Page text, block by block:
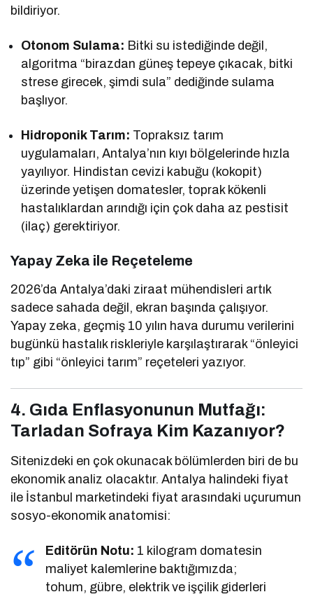
bildiriyor.
Otonom Sulama: Bitki su istediğinde değil,
algoritma “birazdan güneş tepeye çıkacak, bitki
strese girecek, şimdi sula” dediğinde sulama
başlıyor.
Hidroponik Tarım: Topraksız tarım
uygulamaları, Antalya’nın kıyı bölgelerinde hızla
yayılıyor. Hindistan cevizi kabuğu (kokopit)
üzerinde yetişen domatesler, toprak kökenli
hastalıklardan arındığı için çok daha az pestisit
(ilaç) gerektiriyor.
Yapay Zeka ile Reçeteleme
2026’da Antalya’daki ziraat mühendisleri artık
sadece sahada değil, ekran başında çalışıyor.
Yapay zeka, geçmiş 10 yılın hava durumu verilerini
bugünkü hastalık riskleriyle karşılaştırarak “önleyici
tıp” gibi “önleyici tarım” reçeteleri yazıyor.
4. Gıda Enflasyonunun Mutfağı:
Tarladan Sofraya Kim Kazanıyor?
Sitenizdeki en çok okunacak bölümlerden biri de bu
ekonomik analiz olacaktır. Antalya halindeki fiyat
ile İstanbul marketindeki fiyat arasındaki uçurumun
sosyo-ekonomik anatomisi:
Editörün Notu: 1 kilogram domatesin
maliyet kalemlerine baktığımızda;
tohum, gübre, elektrik ve işçilik giderleri